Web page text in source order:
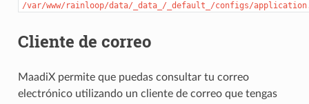
/var/www/rainloop/data/_data_/_default_/configs/
Cliente de correo
MaadiX permite que puedas consultar tu correo
electrónico utilizando un cliente de correo que tengas